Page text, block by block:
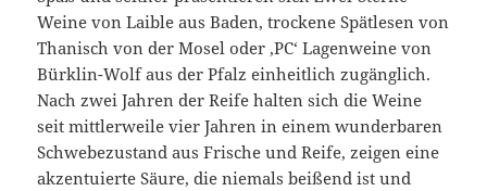
Weine von Laible aus Baden, trockene Spätlesen von
Thanisch von der Mosel oder ‚PC‘ Lagenweine von
Bürklin-Wolf aus der Pfalz einheitlich zugänglich.
Nach zwei Jahren der Reife halten sich die Weine
seit mittlerweile vier Jahren in einem wunderbaren
Schwebezustand aus Frische und Reife, zeigen eine
akzentuierte Säure, die niemals beißend ist und